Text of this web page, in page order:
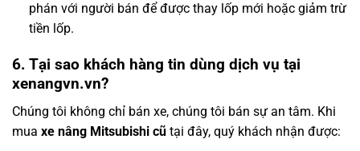
phán với người bán để được thay lốp mới hoặc giảm trừ
tiền lốp.
6. Tại sao khách hàng tin dùng dịch vụ tại
xenangvn.vn?
Chúng tôi không chỉ bán xe, chúng tôi bán sự an tâm. Khi
mua xe nâng Mitsubishi cũ tại đây, quý khách nhận được: